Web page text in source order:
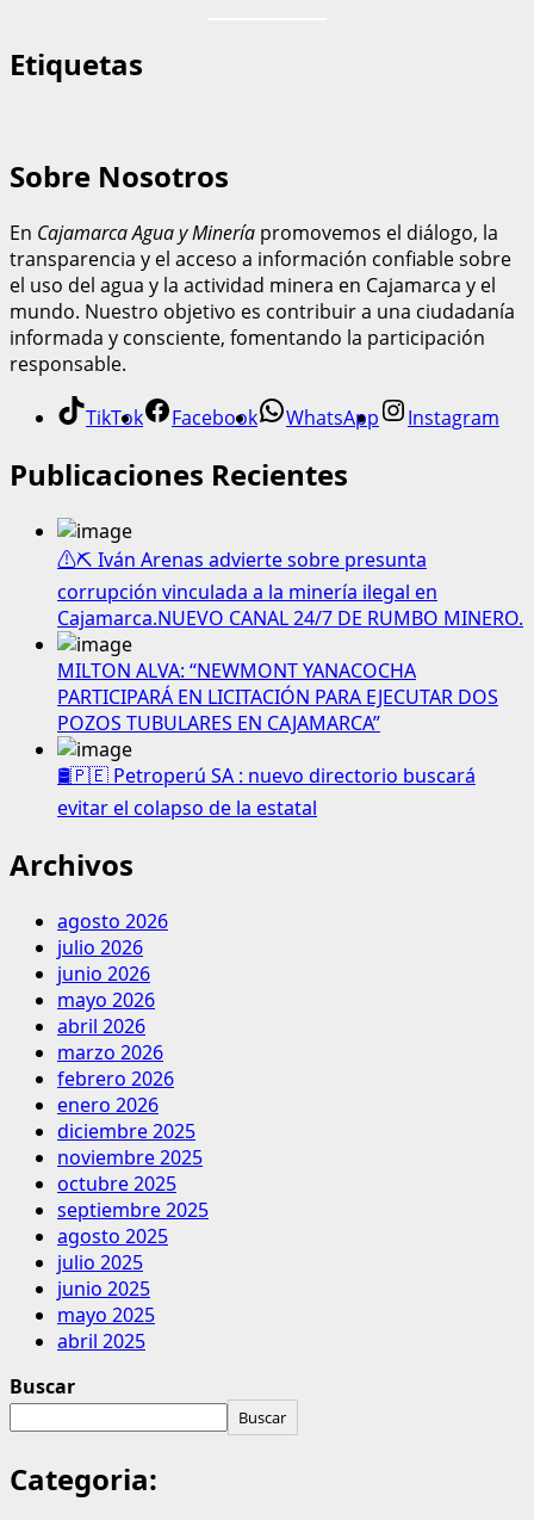
Etiquetas
Sobre Nosotros
En Cajamarca Agua y Minería promovemos el diálogo, la
transparencia y el acceso a información confiable sobre
el uso del agua y la actividad minera en Cajamarca y el
mundo. Nuestro objetivo es contribuir a una ciudadanía
informada y consciente, fomentando la participación
responsable.
TikTok Facebook WhatsApp Instagram
Publicaciones Recientes
⚠️⛏️ Iván Arenas advierte sobre presunta
corrupción vinculada a la minería ilegal en
Cajamarca.NUEVO CANAL 24/7 DE RUMBO MINERO.
MILTON ALVA: “NEWMONT YANACOCHA
PARTICIPARÁ EN LICITACIÓN PARA EJECUTAR DOS
POZOS TUBULARES EN CAJAMARCA”
🛢️🇵🇪 Petroperú SA : nuevo directorio buscará
evitar el colapso de la estatal
Archivos
agosto 2026
julio 2026
junio 2026
mayo 2026
abril 2026
marzo 2026
febrero 2026
enero 2026
diciembre 2025
noviembre 2025
octubre 2025
septiembre 2025
agosto 2025
julio 2025
junio 2025
mayo 2025
abril 2025
Buscar
Buscar
Categoria: